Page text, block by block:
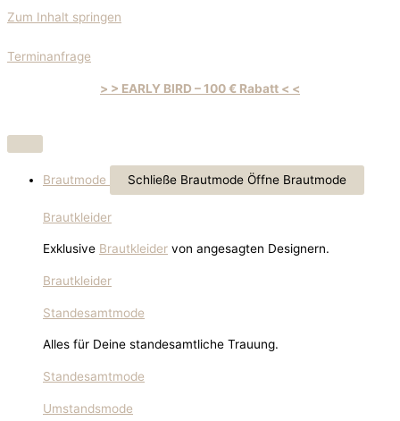
Zum Inhalt springen
Terminanfrage
> > EARLY BIRD – 100 € Rabatt < <
Brautmode Schließe Brautmode Öffne Brautmode
Brautkleider
Exklusive Brautkleider von angesagten Designern.
Brautkleider
Standesamtmode
Alles für Deine standesamtliche Trauung.
Standesamtmode
Umstandsmode